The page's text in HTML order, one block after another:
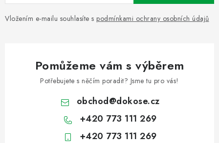
Vložením e-mailu souhlasíte s podmínkami ochrany osobních údajů
Pomůžeme vám s výběrem
Potřebujete s něčím poradit? Jsme tu pro vás!
obchod@dokose.cz
+420 773 111 269
+420 773 111 269